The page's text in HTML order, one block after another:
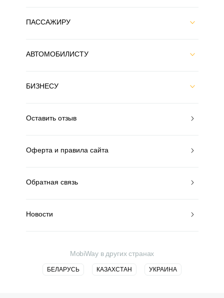
ПАССАЖИРУ
АВТОМОБИЛИСТУ
БИЗНЕСУ
Оставить отзыв
Оферта и правила сайта
Обратная связь
Новости
MobiWay в других странах
БЕЛАРУСЬ КАЗАХСТАН УКРАИНА